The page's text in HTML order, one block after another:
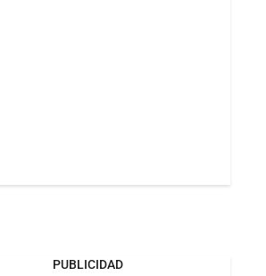
PUBLICIDAD